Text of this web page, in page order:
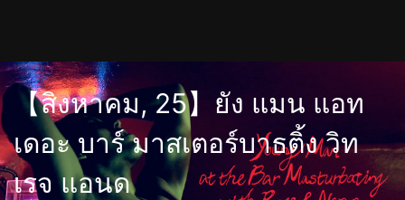
【สิงหาคม, 25】ยัง แมน แอท
เดอะ บาร์ มาสเตอร์บาธติ้ง วิท
เรจ แอนด